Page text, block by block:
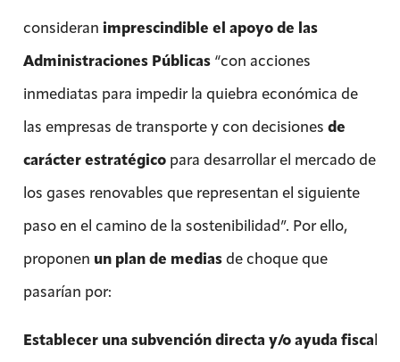
consideran imprescindible el apoyo de las
Administraciones Públicas“con acciones
inmediatas para impedir la quiebra económica de
las empresas de transporte y con decisiones de
carácter estratégicopara desarrollar el mercado de
los gases renovables que representan el siguiente
paso en el camino de la sostenibilidad”. Por ello,
proponen un plan de mediasde choque que
pasarían por:
Establecer una subvención directa y/o ayuda fiscal